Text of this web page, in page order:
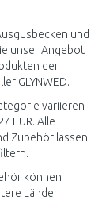
und
unser Angebot
der
variieren
EUR. Alle
Zubehör lassen
können
Länder